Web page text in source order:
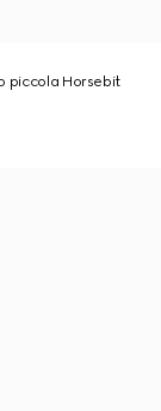
piccola Horsebit